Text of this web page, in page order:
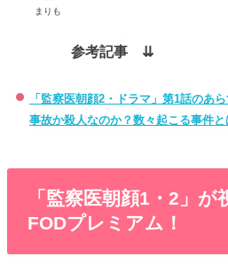
まりも
参考記事 ⇊
「監察医朝顔2・ドラマ」第1話のあ
事故か殺人なのか？数々起こる事件と
「監察医朝顔1・2」
FODプレミアム！